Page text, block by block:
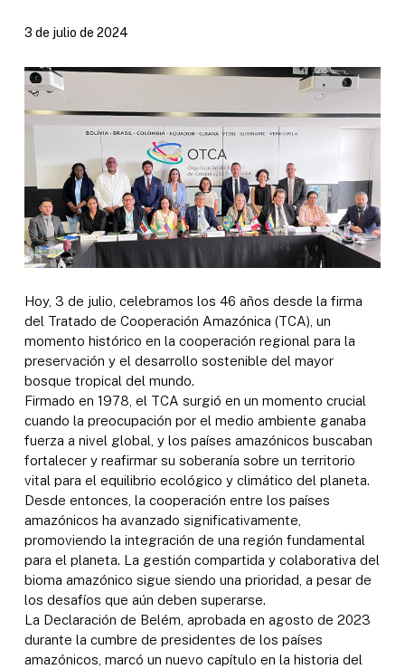
3 de julio de 2024
Hoy, 3 de julio, celebramos los 46 años desde la firma
del Tratado de Cooperación Amazónica (TCA), un
momento histórico en la cooperación regional para la
preservación y el desarrollo sostenible del mayor
bosque tropical del mundo.
Firmado en 1978, el TCA surgió en un momento crucial
cuando la preocupación por el medio ambiente ganaba
fuerza a nivel global, y los países amazónicos buscaban
fortalecer y reafirmar su soberanía sobre un territorio
vital para el equilibrio ecológico y climático del planeta.
Desde entonces, la cooperación entre los países
amazónicos ha avanzado significativamente,
promoviendo la integración de una región fundamental
para el planeta. La gestión compartida y colaborativa del
bioma amazónico sigue siendo una prioridad, a pesar de
los desafíos que aún deben superarse.
La Declaración de Belém, aprobada en agosto de 2023
durante la cumbre de presidentes de los países
amazónicos, marcó un nuevo capítulo en la historia del